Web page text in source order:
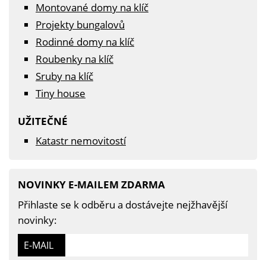
Montované domy na klíč
Projekty bungalovů
Rodinné domy na klíč
Roubenky na klíč
Sruby na klíč
Tiny house
UŽITEČNÉ
Katastr nemovitostí
NOVINKY E-MAILEM ZDARMA
Přihlaste se k odběru a dostávejte nejžhavější
novinky:
E-MAIL